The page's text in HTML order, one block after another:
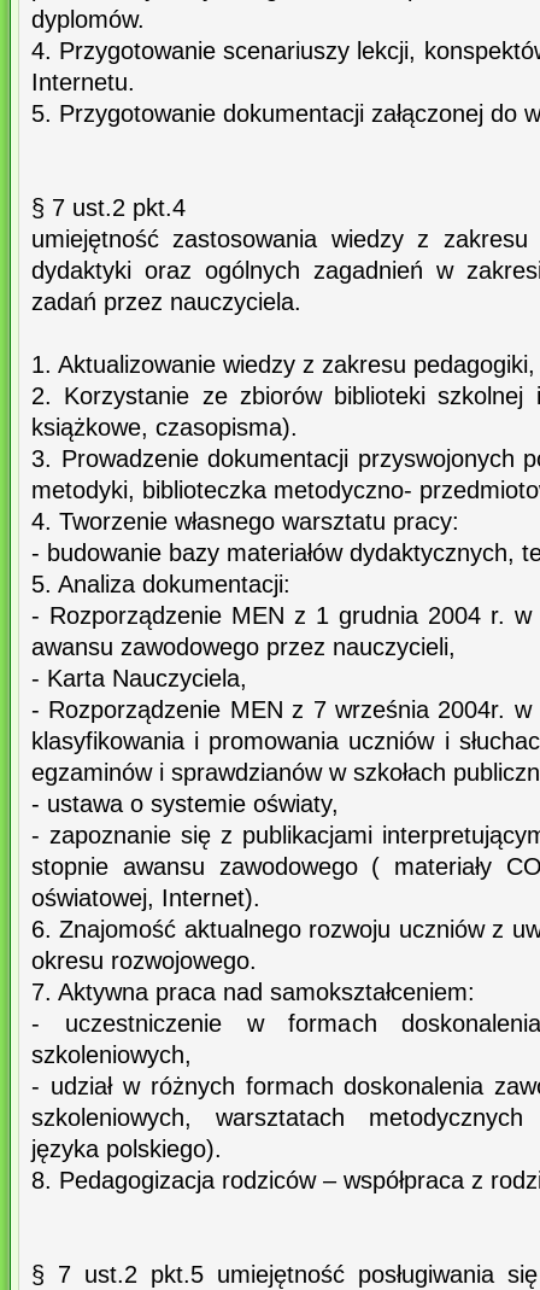
dyplomów.
4. Przygotowanie scenariuszy lekcji,
Internetu.
5. Przygotowanie dokumentacji załączonej do
§ 7 ust.2 pkt.4
umiejętność zastosowania wiedzy z
dydaktyki oraz ogólnych zagadnień w
zadań przez nauczyciela.
1. Aktualizowanie wiedzy z zakresu
2. Korzystanie ze zbiorów biblioteki szkolnej
książkowe, czasopisma).
3. Prowadzenie dokumentacji przyswojonych
metodyki, biblioteczka metodyczno-
4. Tworzenie własnego warsztatu pracy:
- budowanie bazy materiałów dydaktycznych,
5. Analiza dokumentacji:
- Rozporządzenie MEN z 1 grudnia 2004 r. w
awansu zawodowego przez nauczycieli,
- Karta Nauczyciela,
- Rozporządzenie MEN z 7 września 2004r.
klasyfikowania i promowania uczniów i
egzaminów i sprawdzianów w szkołach
- ustawa o systemie oświaty,
- zapoznanie się z publikacjami
stopnie awansu zawodowego ( materiały
oświatowej, Internet).
6. Znajomość aktualnego rozwoju uczniów z
okresu rozwojowego.
7. Aktywna praca nad samokształceniem:
- uczestniczenie w formach
szkoleniowych,
- udział w różnych formach doskonalenia
szkoleniowych, warsztatach
języka polskiego).
8. Pedagogizacja rodziców – współpraca z
§ 7 ust.2 pkt.5 umiejętność posługiwania